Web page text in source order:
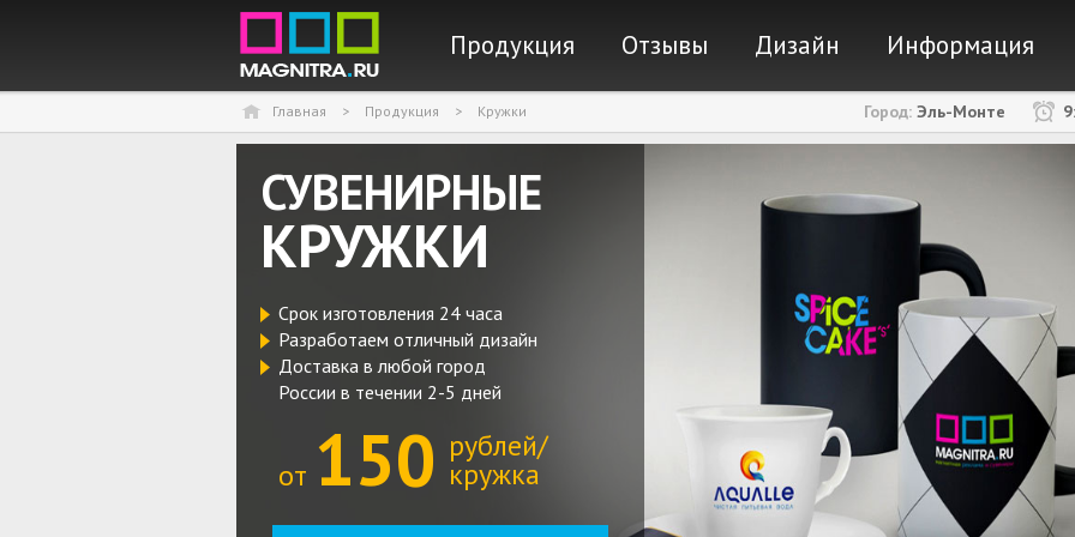
Продукция Отзывы Дизайн Информация
Главная > Продукция > Кружки Город: Эль-Монте
СУВЕНИРНЫЕ
КРУЖКИ
Срок изготовления 24 часа
Разработаем отличный дизайн
Доставка в любой город
России в течении 2-5 дней
от 150 рублей/
кружка